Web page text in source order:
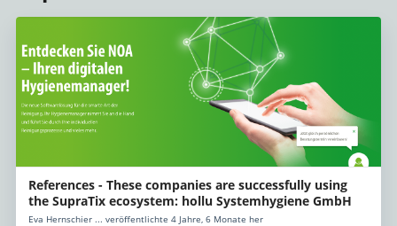
References - These companies are successfully using
the SupraTix ecosystem: hollu Systemhygiene GmbH
Eva Hernschier ... veröffentlichte 4 Jahre, 6 Monate her